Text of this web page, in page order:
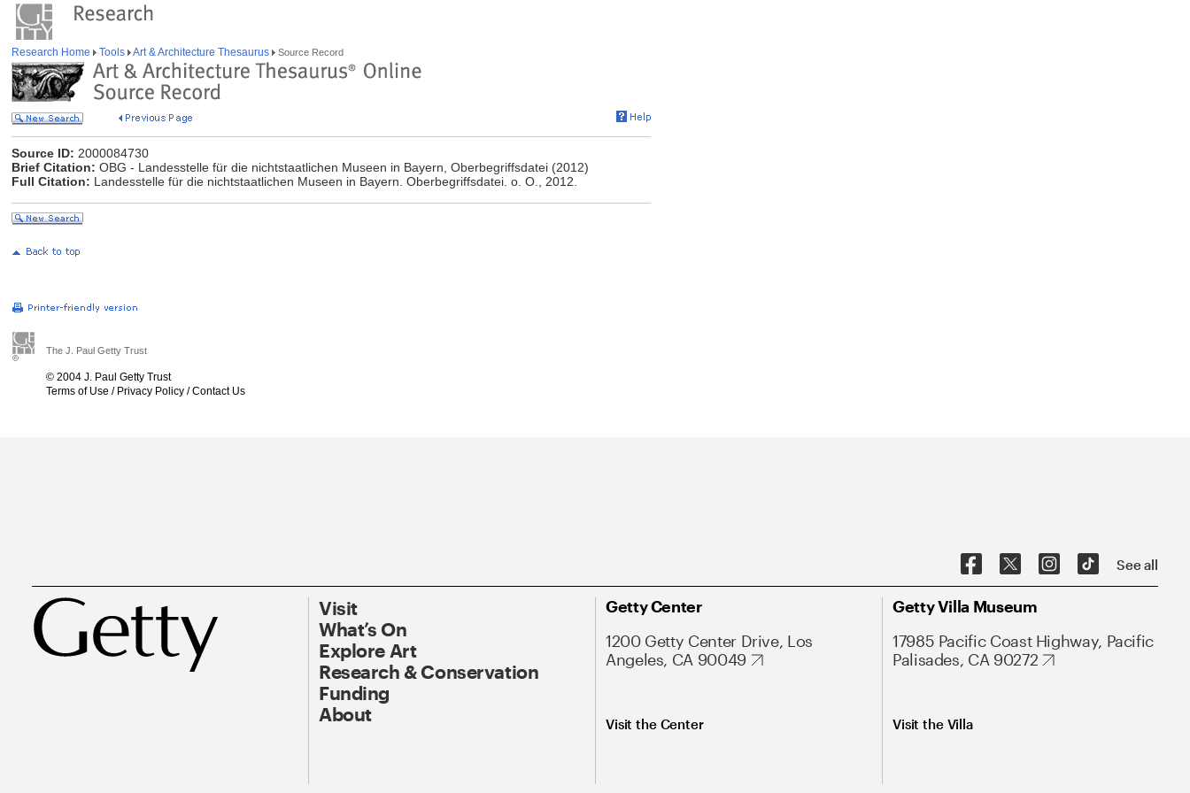
Research Home Tools Art & Architecture Thesaurus Source Record
Source ID: 2000084730
Brief Citation: OBG - Landesstelle für die nichtstaatlichen Museen in Bayern, Oberbegriffsdatei (2012)
Full Citation: Landesstelle für die nichtstaatlichen Museen in Bayern. Oberbegriffsdatei. o. O., 2012.
The J. Paul Getty Trust
© 2004 J. Paul Getty Trust
Terms of Use / Privacy Policy /Contact Us
See all
Visit
What’s On
Explore Art
Research & Conservation
Funding
About
Getty Center
1200 Getty Center Drive, Los
Angeles, CA 90049
Visit the Center
Getty Villa Museum
17985 Pacific Coast Highway, Pacific
Palisades, CA 90272
Visit the Villa